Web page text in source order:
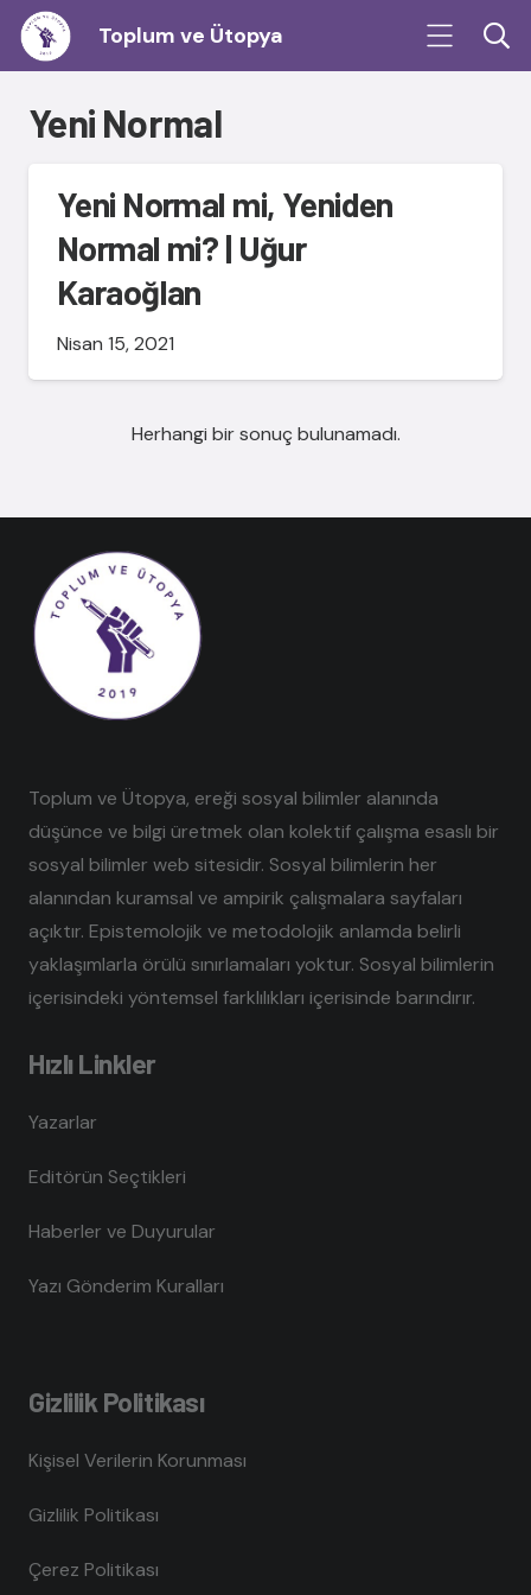
Toplum ve Ütopya
Yeni Normal
Yeni Normal mi, Yeniden
Normal mi? | Uğur
Karaoğlan
Nisan 15, 2021
Herhangi bir sonuç bulunamadı.
Toplum ve Ütopya, ereği sosyal bilimler alanında
düşünce ve bilgi üretmek olan kolektif çalışma esaslı bir
sosyal bilimler web sitesidir. Sosyal bilimlerin her
alanından kuramsal ve ampirik çalışmalara sayfaları
açıktır. Epistemolojik ve metodolojik anlamda belirli
yaklaşımlarla örülü sınırlamaları yoktur. Sosyal bilimlerin
içerisindeki yöntemsel farklılıkları içerisinde barındırır.
Hızlı Linkler
Yazarlar
Editörün Seçtikleri
Haberler ve Duyurular
Yazı Gönderim Kuralları
Gizlilik Politikası
Kişisel Verilerin Korunması
Gizlilik Politikası
Çerez Politikası